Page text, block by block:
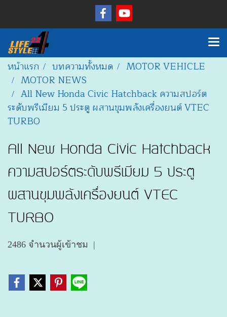
หน้าแรก บทความทั้งหมด
MOTOR VEHICLE
MOTOR NEWS
All New Honda Civic Hatchback ความสปอร์ต
ระดับพรีเมียม 5 ประตู ผสานขุมพลังเครื่องยนต์ VTEC
TURBO
All New Honda Civic Hatchback
ความสปอร์ตระดับพรีเมียม 5 ประตู
ผสานขุมพลังเครื่องยนต์ VTEC
TURBO
2486 จำนวนผู้เข้าชม |